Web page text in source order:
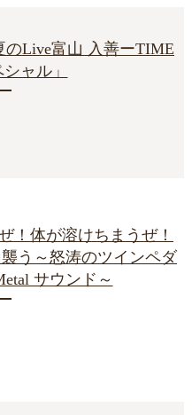
Live富山 入善ーTIME
ャル」
！体が溶けちまうぜ！
う～怒涛のツインペダ
サウンド～